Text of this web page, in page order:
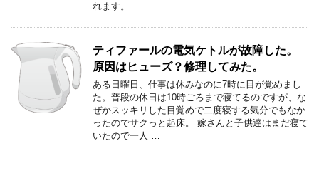
れます。 …
ティファールの電気ケトルが故障した。
原因はヒューズ？修理してみた。
ある日曜日、仕事は休みなのに7時に目が覚めまし
た。普段の休日は10時ごろまで寝てるのですが、な
ぜかスッキリした目覚めで二度寝する気分でもなか
ったのでサクっと起床。 嫁さんと子供達はまだ寝て
いたので一人 …